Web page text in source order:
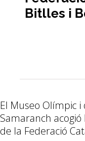
Bitlles i
El Museo Olímpic i
Samaranch
de la Federació